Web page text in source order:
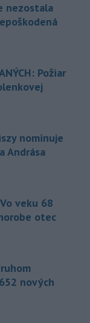
nezostala
Požiar
nominuje
Andrása
veku 68
otec
nových